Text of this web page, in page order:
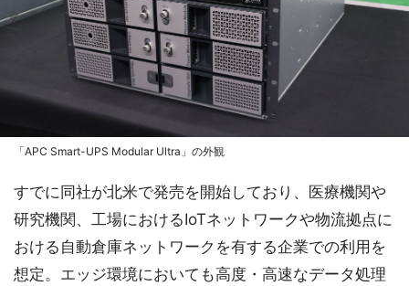
「APC Smart-UPS Modular Ultra」の外観
すでに同社が北米で発売を開始しており、医療機関や
研究機関、工場におけるIoTネットワークや物流拠点に
おける自動倉庫ネットワークを有する企業での利用を
想定。エッジ環境においても高度・高速なデータ処理